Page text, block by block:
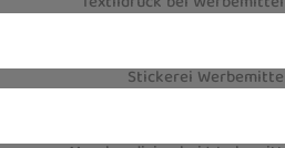
TEXTILDRUCK
STICKEREI